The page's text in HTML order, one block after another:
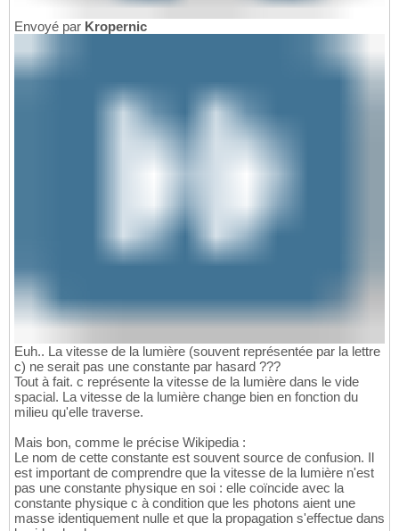
Envoyé par Kropernic
Euh.. La vitesse de la lumière (souvent représentée par la lettre
c) ne serait pas une constante par hasard ???
Tout à fait. c représente la vitesse de la lumière dans le vide
spacial. La vitesse de la lumière change bien en fonction du
milieu qu'elle traverse.
Mais bon, comme le précise Wikipedia :
Le nom de cette constante est souvent source de confusion. Il
est important de comprendre que la vitesse de la lumière n'est
pas une constante physique en soi : elle coïncide avec la
constante physique c à condition que les photons aient une
masse identiquement nulle et que la propagation s'effectue dans